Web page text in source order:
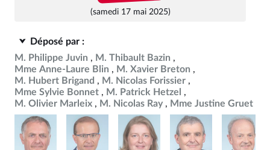
(samedi 17 mai 2025)
Déposé par :
M. Philippe Juvin
M. Thibault Bazin
Mme Anne-Laure Blin
M. Xavier Breton
M. Hubert Brigand
M. Nicolas Forissier
Mme Sylvie Bonnet
M. Patrick Hetzel
M. Olivier Marleix
M. Nicolas Ray Mme Justine Gruet